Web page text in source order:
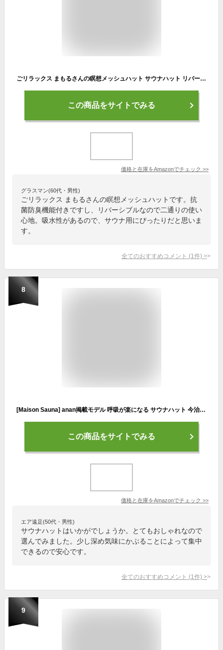
ごリラックス まもるさんの瞑想メッシュハット サウナハット リバーシブル 抗菌 防臭 サウナ サ活 お風呂 銭湯 温泉 岩盤浴 サウナー ゴリラックス プレゼント GORELAX バス用品 お風呂 ポーチ
この商品をサイトでみる
価格と在庫をAmazonでチェック >>
グラスマン(60代・男性)
ごリラックス まもるさんの瞑想メッシュハットです。抗
菌防臭機能付きですし、リバーシブルなので二通りの使い
心地。吸水性があるので、サウナ用にぴったりだと思いま
す。
全てのおすすめコメント (1 件) >
8
[Maison Sauna] anan掲載モデル 呼吸が楽になる サウナハット 今治タオル 髪の傷み防止 深くかぶれる サウナット メンズ レディース 大きめ 今治 ギフト
この商品をサイトでみる
価格と在庫をAmazonでチェック >>
エア遠足(50代・男性)
サウナハットはいかがでしょうか。とてもおしゃれなので
選んでみました。少し深め気味にかぶることによって集中
できるので安心です。
全てのおすすめコメント (1 件) >
9